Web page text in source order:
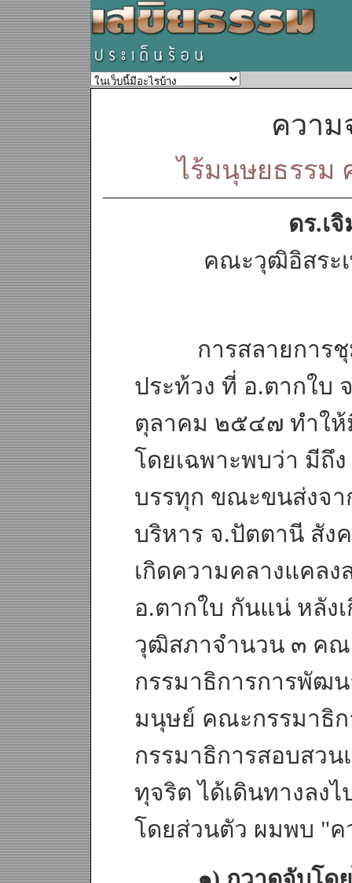
ความ
ไร้มนุษยธรรม
ดร.เ
คณะวุฒิอิสระ
การสลายการชุม
ประท้วง ที่ อ.ตากใบ
ตุลาคม ๒๕๔๗ ทำใ
โดยเฉพาะพบว่า มีถึ
บรรทุก ขณะขนส่งจา
บริหาร จ.ปัตตานี สัง
เกิดความคลางแคลง
อ.ตากใบ กันแน่ หลัง
วุฒิสภาจำนวน ๓ ค
กรรมาธิการการพัฒ
มนุษย์ คณะกรรมาธิก
กรรมาธิการสอบสวน
ทุจริต ได้เดินทางลง
โดยส่วนตัว ผมพบ "ค